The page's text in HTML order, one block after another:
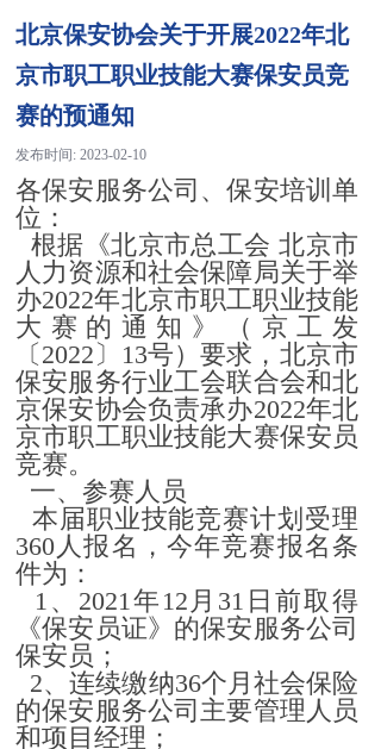
北京保安协会关于开展2022年北
京市职工职业技能大赛保安员竞
赛的预通知
发布时间: 2023-02-10
各保安服务公司、保安培训单
位：
根据《北京市总工会 北京市
人力资源和社会保障局关于举
办2022年北京市职工职业技能
大赛的通知》（京工发
〔2022〕13号）要求，北京市
保安服务行业工会联合会和北
京保安协会负责承办2022年北
京市职工职业技能大赛保安员
竞赛。
一、参赛人员
本届职业技能竞赛计划受理
360人报名，今年竞赛报名条
件为：
1、2021年12月31日前取得
《保安员证》的保安服务公司
保安员；
2、连续缴纳36个月社会保险
的保安服务公司主要管理人员
和项目经理；